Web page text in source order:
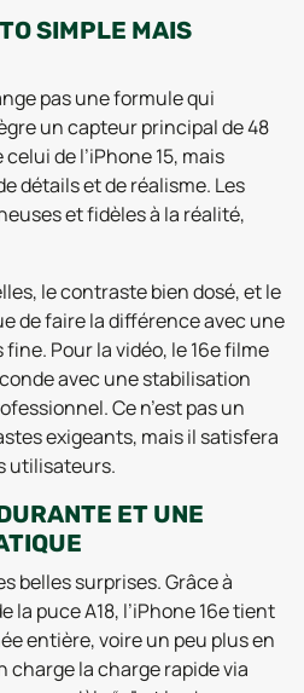
SIMPLE MAIS
pas une formule qui
un capteur principal de 48
de l’iPhone 15, mais
détails et de réalisme. Les
et fidèles à la réalité,
le contraste bien dosé, et le
de faire la différence avec une
Pour la vidéo, le 16e filme
avec une stabilisation
Ce n’est pas un
exigeants, mais il satisfera
utilisateurs.
ET UNE
belles surprises. Grâce à
la puce A18, l’iPhone 16e tient
entière, voire un peu plus en
charge la charge rapide via